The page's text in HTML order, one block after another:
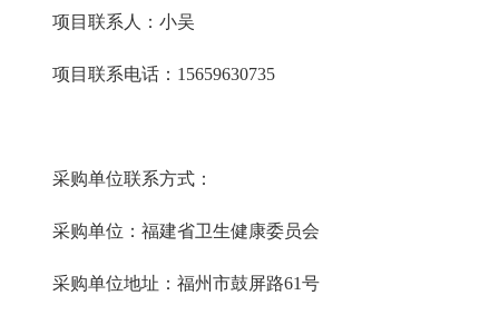
项目联系人：小吴
项目联系电话：15659630735
采购单位联系方式：
采购单位：福建省卫生健康委员会
采购单位地址：福州市鼓屏路61号